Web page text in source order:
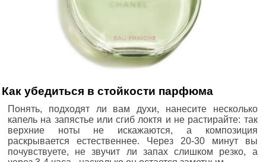
Как убедиться в стойкости парфюма
Понять, подходят ли вам духи, нанесите несколько
капель на запястье или сгиб локтя и не растирайте: так
верхние ноты не искажаются, а композиция
раскрывается естественнее. Через 20-30 минут вы
почувствуете, не звучит ли запах слишком резко, а